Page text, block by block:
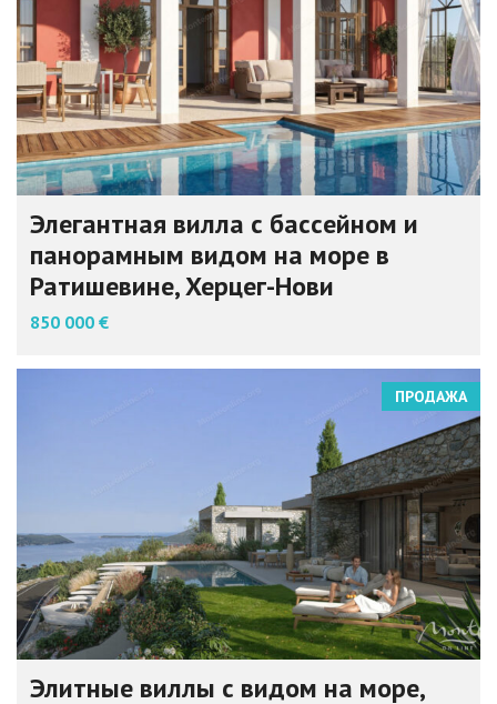
Элегантная вилла с бассейном и
панорамным видом на море в
Ратишевине, Херцег-Нови
850 000 €
ПРОДАЖА
Элитные виллы с видом на море,